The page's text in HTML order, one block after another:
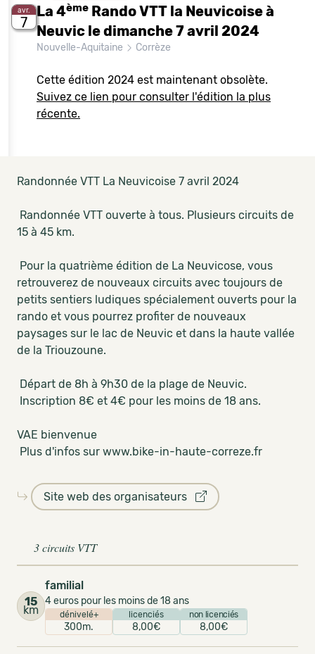
avr.
7
La 4ème Rando VTT la Neuvicoise à
Neuvic le dimanche 7 avril 2024
Nouvelle-Aquitaine Corrèze
Cette édition 2024 est maintenant obsolète.
Suivez ce lien pour consulter l'édition la plus
récente.
Randonnée VTT La Neuvicoise 7 avril 2024
Randonnée VTT ouverte à tous. Plusieurs circuits de
15 à 45 km.
Pour la quatrième édition de La Neuvicose, vous
retrouverez de nouveaux circuits avec toujours de
petits sentiers ludiques spécialement ouverts pour la
rando et vous pourrez profiter de nouveaux
paysages sur le lac de Neuvic et dans la haute vallée
de la Triouzoune.
Départ de 8h à 9h30 de la plage de Neuvic.
Inscription 8€ et 4€ pour les moins de 18 ans.
VAE bienvenue
Plus d'infos sur www.bike-in-haute-correze.fr
Site web des organisateurs
3 circuits VTT
15
km
familial
4 euros pour les moins de 18 ans
dénivelé+
300m.
licenciés
8,00€
non licenciés
8,00€